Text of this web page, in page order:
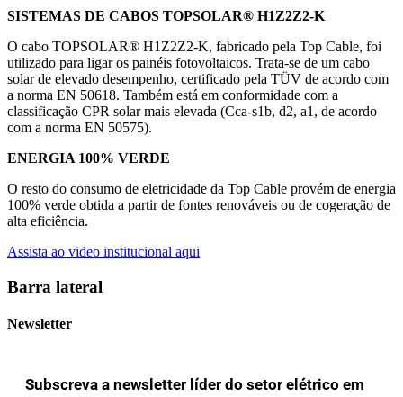
SISTEMAS DE CABOS TOPSOLAR® H1Z2Z2-K
O cabo TOPSOLAR® H1Z2Z2-K, fabricado pela Top Cable, foi
utilizado para ligar os painéis fotovoltaicos. Trata-se de um cabo
solar de elevado desempenho, certificado pela TÜV de acordo com
a norma EN 50618. Também está em conformidade com a
classificação CPR solar mais elevada (Cca-s1b, d2, a1, de acordo
com a norma EN 50575).
ENERGIA 100% VERDE
O resto do consumo de eletricidade da Top Cable provém de energia
100% verde obtida a partir de fontes renováveis ou de cogeração de
alta eficiência.
Assista ao video institucional aqui
Barra lateral
Newsletter
Subscreva a newsletter líder do setor elétrico em